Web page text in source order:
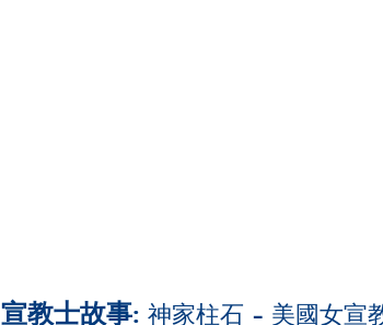
宣教士故事: 神家柱石 - 美國女宣